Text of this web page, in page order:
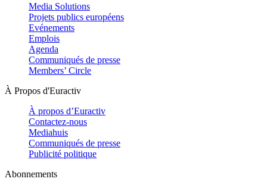
Media Solutions
Projets publics européens
Evénements
Emplois
Agenda
Communiqués de presse
Members’ Circle
À Propos d'Euractiv
À propos d’Euractiv
Contactez-nous
Mediahuis
Communiqués de presse
Publicité politique
Abonnements